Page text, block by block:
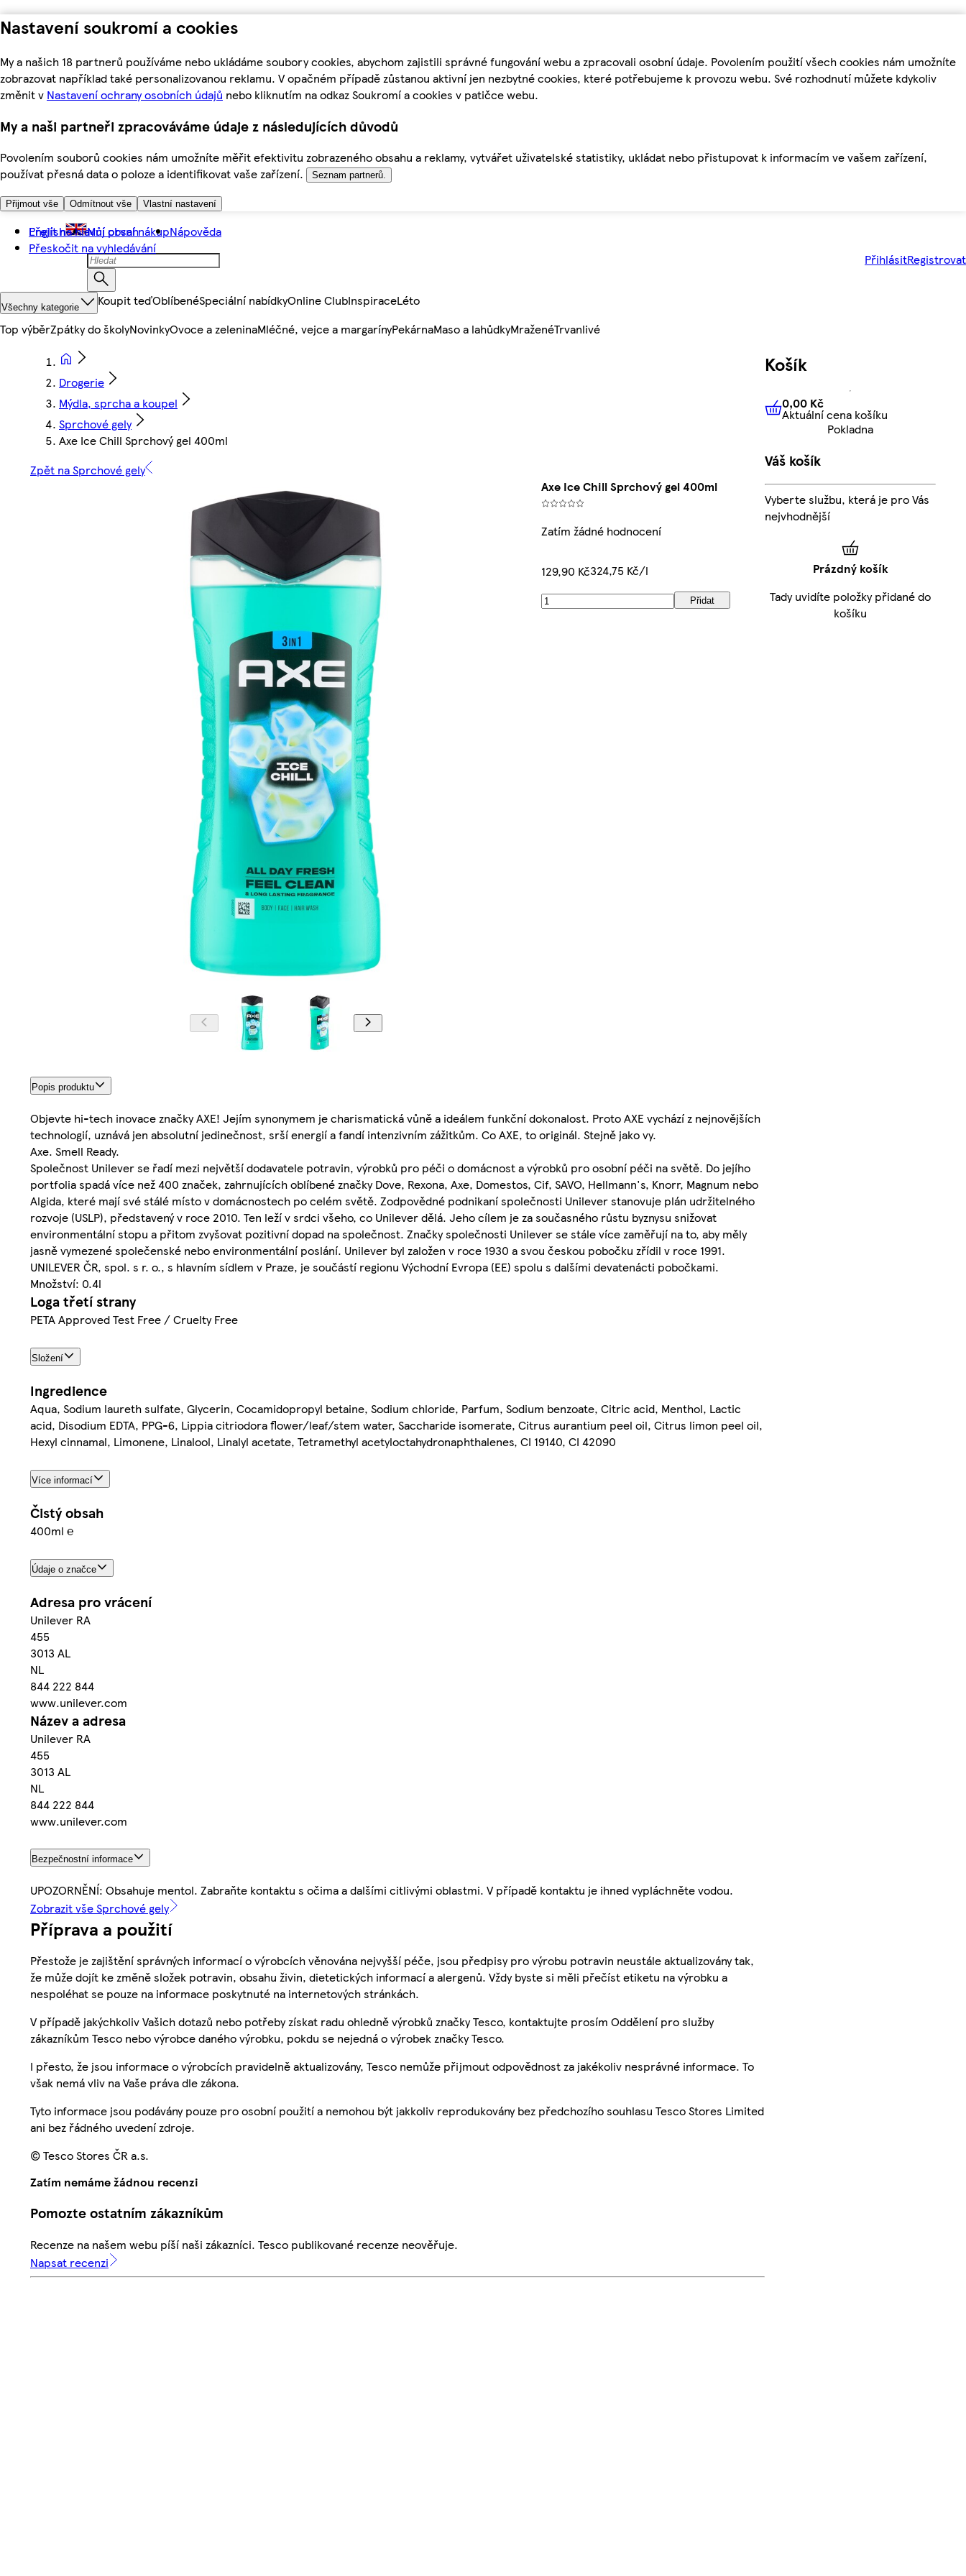
Nastavení soukromí a cookies
My a našich 18 partnerů používáme nebo ukládáme soubory cookies, abychom zajistili správné fungování webu a zpracovali osobní údaje. Povolením použití všech cookies nám umožníte
zobrazovat například také personalizovanou reklamu. V opačném případě zůstanou aktivní jen nezbytné cookies, které potřebujeme k provozu webu. Své rozhodnutí můžete kdykoliv
změnit v Nastavení ochrany osobních údajů nebo kliknutím na odkaz Soukromí a cookies v patičce webu.
My a naši partneři zpracováváme údaje z následujících důvodů
Povolením souborů cookies nám umožníte měřit efektivitu zobrazeného obsahu a reklamy, vytvářet uživatelské statistiky, ukládat nebo přistupovat k informacím ve vašem zařízení,
používat přesná data o poloze a identifikovat vaše zařízení.
Seznam partnerů.
Přijmout vše Odmítnout vše Vlastní nastavení
Přejít na hlavní obsah
Přeskočit na vyhledávání
English Můj první nákupNápověda
PřihlásitRegistrovat
Všechny kategorie Koupit teďOblíbenéSpeciální nabídkyOnline ClubInspiraceLéto
Top výběrZpátky do školyNovinkyOvoce a zeleninaMléčné, vejce a margarínyPekárnaMaso a lahůdkyMraženéTrvanlivé
Drogerie
Mýdla, sprcha a koupel
Sprchové gely
Axe Ice Chill Sprchový gel 400ml
Zpět na Sprchové gely
Axe Ice Chill Sprchový gel 400ml
Zatím žádné hodnocení
129,90 Kč324,75 Kč/l
Přidat
Popis produktu
Objevte hi-tech inovace značky AXE! Jejím synonymem je charismatická vůně a ideálem funkční dokonalost. Proto AXE vychází z nejnovějších
technologií, uznává jen absolutní jedinečnost, srší energií a fandí intenzivním zážitkům. Co AXE, to originál. Stejně jako vy.
Axe. Smell Ready.
Společnost Unilever se řadí mezi největší dodavatele potravin, výrobků pro péči o domácnost a výrobků pro osobní péči na světě. Do jejího
portfolia spadá více než 400 značek, zahrnujících oblíbené značky Dove, Rexona, Axe, Domestos, Cif, SAVO, Hellmann's, Knorr, Magnum nebo
Algida, které mají své stálé místo v domácnostech po celém světě. Zodpovědné podnikaní společnosti Unilever stanovuje plán udržitelného
rozvoje (USLP), představený v roce 2010. Ten leží v srdci všeho, co Unilever dělá. Jeho cílem je za současného růstu byznysu snižovat
environmentální stopu a přitom zvyšovat pozitivní dopad na společnost. Značky společnosti Unilever se stále více zaměřují na to, aby měly
jasně vymezené společenské nebo environmentální poslání. Unilever byl založen v roce 1930 a svou českou pobočku zřídil v roce 1991.
UNILEVER ČR, spol. s r. o., s hlavním sídlem v Praze, je součástí regionu Východní Evropa (EE) spolu s dalšími devatenácti pobočkami.
Množství: 0.4l
Loga třetí strany
PETA Approved Test Free / Cruelty Free
Složení
Ingredience
Aqua, Sodium laureth sulfate, Glycerin, Cocamidopropyl betaine, Sodium chloride, Parfum, Sodium benzoate, Citric acid, Menthol, Lactic
acid, Disodium EDTA, PPG-6, Lippia citriodora flower/leaf/stem water, Saccharide isomerate, Citrus aurantium peel oil, Citrus limon peel oil,
Hexyl cinnamal, Limonene, Linalool, Linalyl acetate, Tetramethyl acetyloctahydronaphthalenes, CI 19140, CI 42090
Více informací
Čistý obsah
400ml ℮
Údaje o značce
Adresa pro vrácení
Unilever RA
455
3013 AL
NL
844 222 844
www.unilever.com
Název a adresa
Unilever RA
455
3013 AL
NL
844 222 844
www.unilever.com
Bezpečnostní informace
UPOZORNĚNÍ: Obsahuje mentol. Zabraňte kontaktu s očima a dalšími citlivými oblastmi. V případě kontaktu je ihned vypláchněte vodou.
Zobrazit vše Sprchové gely
Příprava a použití
Přestože je zajištění správných informací o výrobcích věnována nejvyšší péče, jsou předpisy pro výrobu potravin neustále aktualizovány tak,
že může dojít ke změně složek potravin, obsahu živin, dietetických informací a alergenů. Vždy byste si měli přečíst etiketu na výrobku a
nespoléhat se pouze na informace poskytnuté na internetových stránkách.
V případě jakýchkoliv Vašich dotazů nebo potřeby získat radu ohledně výrobků značky Tesco, kontaktujte prosím Oddělení pro služby
zákazníkům Tesco nebo výrobce daného výrobku, pokdu se nejedná o výrobek značky Tesco.
I přesto, že jsou informace o výrobcích pravidelně aktualizovány, Tesco nemůže přijmout odpovědnost za jakékoliv nesprávné informace. To
však nemá vliv na Vaše práva dle zákona.
Tyto informace jsou podávány pouze pro osobní použití a nemohou být jakkoliv reprodukovány bez předchozího souhlasu Tesco Stores Limited
ani bez řádného uvedení zdroje.
© Tesco Stores ČR a.s.
Zatím nemáme žádnou recenzi
Pomozte ostatním zákazníkům
Recenze na našem webu píší naši zákazníci. Tesco publikované recenze neověřuje.
Napsat recenzi
Košík
0,00 KčAktuální cena košíku
0,00 Kč
Aktuální cena košíku
Pokladna
Váš košík
Vyberte službu, která je pro Vás
nejvhodnější
Prázdný košík
Tady uvidíte položky přidané do
košíku